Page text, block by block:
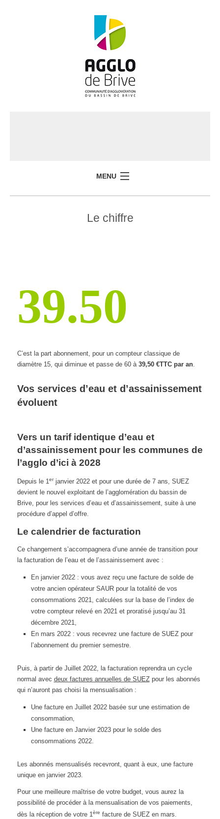
MENU
Le chiffre
39.50
C’est la part abonnement, pour un compteur classique de
diamètre 15, qui diminue et passe de 60 à 39,50 €TTC par an.
Vos services d’eau et d’assainissement
évoluent
Vers un tarif identique d’eau et
d’assainissement pour les communes de
l’agglo d’ici à 2028
Depuis le 1erjanvier 2022 et pour une durée de 7 ans, SUEZ
devient le nouvel exploitant de l’agglomération du bassin de
Brive, pour les services d’eau et d’assainissement, suite à une
procédure d’appel d’offre.
Le calendrier de facturation
Ce changement s’accompagnera d’une année de transition pour
la facturation de l’eau et de l’assainissement avec :
En janvier 2022 : vous avez reçu une facture de solde de
votre ancien opérateur SAUR pour la totalité de vos
consommations 2021, calculées sur la base de l’index de
votre compteur relevé en 2021 et proratisé jusqu’au 31
décembre 2021,
En mars 2022 : vous recevrez une facture de SUEZ pour
l’abonnement du premier semestre.
Puis, à partir de Juillet 2022, la facturation reprendra un cycle
normal avec deux factures annuelles de SUEZpour les abonnés
qui n’auront pas choisi la mensualisation :
Une facture en Juillet 2022 basée sur une estimation de
consommation,
Une facture en Janvier 2023 pour le solde des
consommations 2022.
Les abonnés mensualisés recevront, quant à eux, une facture
unique en janvier 2023.
Pour une meilleure maîtrise de votre budget, vous aurez la
possibilité de procéder à la mensualisation de vos paiements,
dès la réception de votre 1ère facture de SUEZ en mars.